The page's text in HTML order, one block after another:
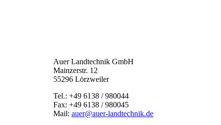
Auer Landtechnik GmbH
Mainzerstr. 12
55296 Lörzweiler
Tel.: +49 6138 / 980044
Fax: +49 6138 / 980045
Mail: auer@auer-landtechnik.de